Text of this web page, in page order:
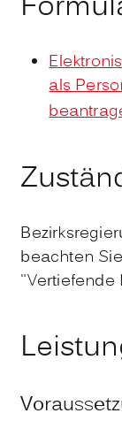
als
beachten
"Vertiefende